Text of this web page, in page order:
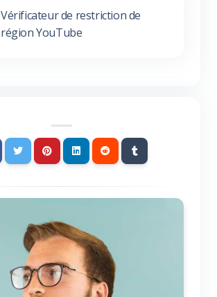
Vérificateur de restriction de
région YouTube